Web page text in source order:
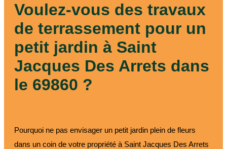
Voulez-vous des travaux
de terrassement pour un
petit jardin à Saint
Jacques Des Arrets dans
le 69860 ?
Pourquoi ne pas envisager un petit jardin plein de fleurs
dans un coin de votre propriété à Saint Jacques Des Arrets